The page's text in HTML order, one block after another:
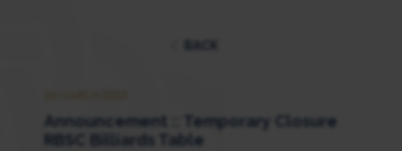
Announcement :: Temporary Closure
RBSC Billiards Table